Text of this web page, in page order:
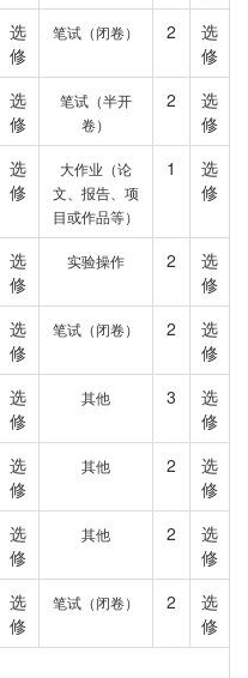
选
修
笔试（闭卷） 2
选
修
选
修
笔试（半开
卷）
2
选
修
选
修
大作业（论
文、报告、项
目或作品等）
1
选
修
选
修
实验操作 2
选
修
选
修
笔试（闭卷） 2
选
修
选
修
其他 3
选
修
选
修
其他 2
选
修
选
修
其他 2
选
修
选
修
笔试（闭卷） 2
选
修